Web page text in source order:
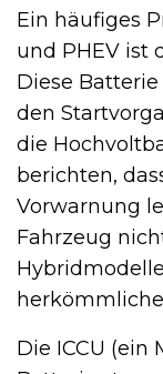
Ein häufiges
und PHEV ist
Diese
den
die
berichten,
Vorwarnung
Fahrzeug
Die ICCU (ein